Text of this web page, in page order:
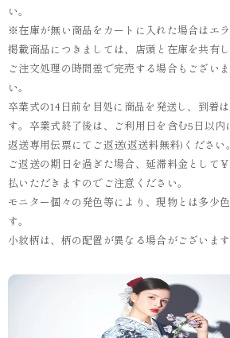
い。
※在庫が無い商品をカートに入れた場合はエラ
掲載商品につきましては、店頭と在庫を共有
ご注文処理の時間差で完売する場合もござい
い。
卒業式の14日前を目処に商品を発送し、到着
す。卒業式終了後は、ご利用日を含む5日以内
返送専用伝票にてご返送(返送料無料)ください。
ご返送の期日を過ぎた場合、延滞料金として
払いただきますのでご注意ください。
モニター個々の発色等により、現物とは多少
す。
小紋柄は、柄の配置が異なる場合がございます